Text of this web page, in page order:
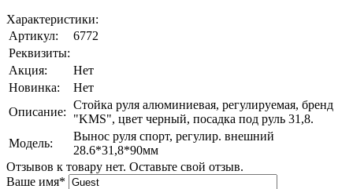
Характеристики:
Артикул:
6772
Реквизиты:
Акция:
Нет
Новинка:
Нет
Описание:
Стойка руля алюминиевая, регулируемая, бренд
"KMS", цвет черный, посадка под руль 31,8.
Модель:
Вынос руля спорт, регулир. внешний
28.6*31,8*90мм
Отзывов к товару нет. Оставьте свой отзыв.
Ваше имя*